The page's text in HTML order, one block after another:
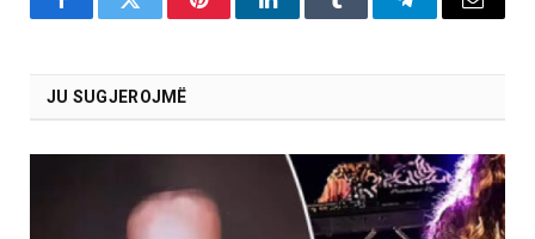
FacebookTwitter PinterestLinkedInTumblr TelegramEmail
JU SUGJEROJMË